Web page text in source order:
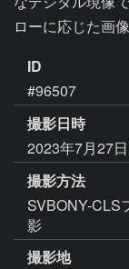
ローに応じた画
ID
#96507
撮影日時
2023年7月27
撮影方法
SVBONY-CLS
影
撮影地